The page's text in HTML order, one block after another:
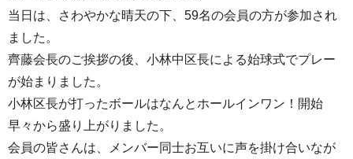
当日は、さわやかな晴天の下、59名の会員の方が参加され
ました。
齊藤会長のご挨拶の後、小林中区長による始球式でプレー
が始まりました。
小林区長が打ったボールはなんとホールインワン！開始
早々から盛り上がりました。
会員の皆さんは、メンバー同士お互いに声を掛け合いなが